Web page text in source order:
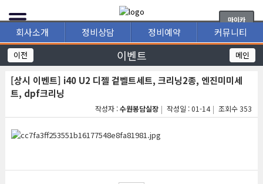
마이카
회사소개 정비상담 정비예약 커뮤니티
이전 메인
이벤트
[상시 이벤트] i40 U2 디젤 겉벨트세트, 크리닝2종, 엔진미미세
트, dpf크리닝
작성자 :수원봉담실장 작성일 : 01-14 조회수 353